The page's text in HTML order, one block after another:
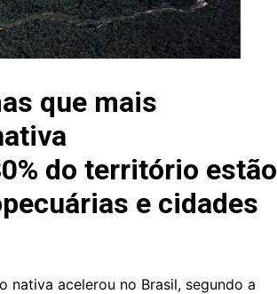
que mais
do território estão
e cidades
nativa acelerou no Brasil, segundo a